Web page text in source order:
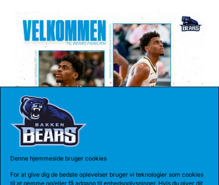
Denne hjemmeside bruger cookies
For at give dig de bedste oplevelser bruger vi teknologier som cookies
til at gemme og/eller få adgang til enhedsoplysninger. Hvis du giver dit
REKORDHOLDER TIL BEARS
Bakken Bears har indgået en etårig aftale med
Jarnel Rancy. Rancy har skrevet sig...